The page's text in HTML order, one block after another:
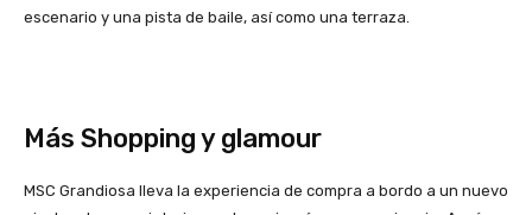
escenario y una pista de baile, así como una terraza.
Más Shopping y glamour
MSC Grandiosa lleva la experiencia de compra a bordo a un nuevo